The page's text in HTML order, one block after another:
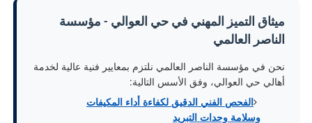
ميثاق التميز المهني في حي العوالي - مؤسسة
الناصر العالمي
نحن في مؤسسة الناصر العالمي نلتزم بمعايير فنية عالية لخدمة
أهالي حي العوالي، وفق الأسس التالية:
الفحص الفني الدقيق لكفاءة أداء المكيفات
وسلامة وحدات التبريد